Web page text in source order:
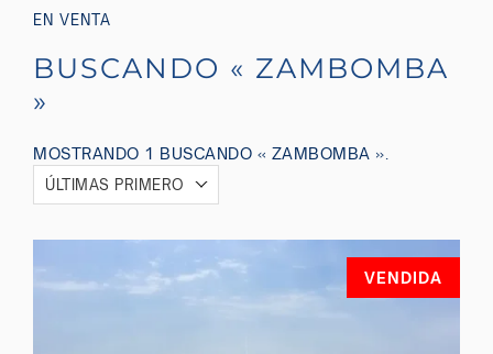
EN VENTA
BUSCANDO « ZAMBOMBA
»
MOSTRANDO 1 BUSCANDO « ZAMBOMBA ».
ÚLTIMAS PRIMERO
VENDIDA